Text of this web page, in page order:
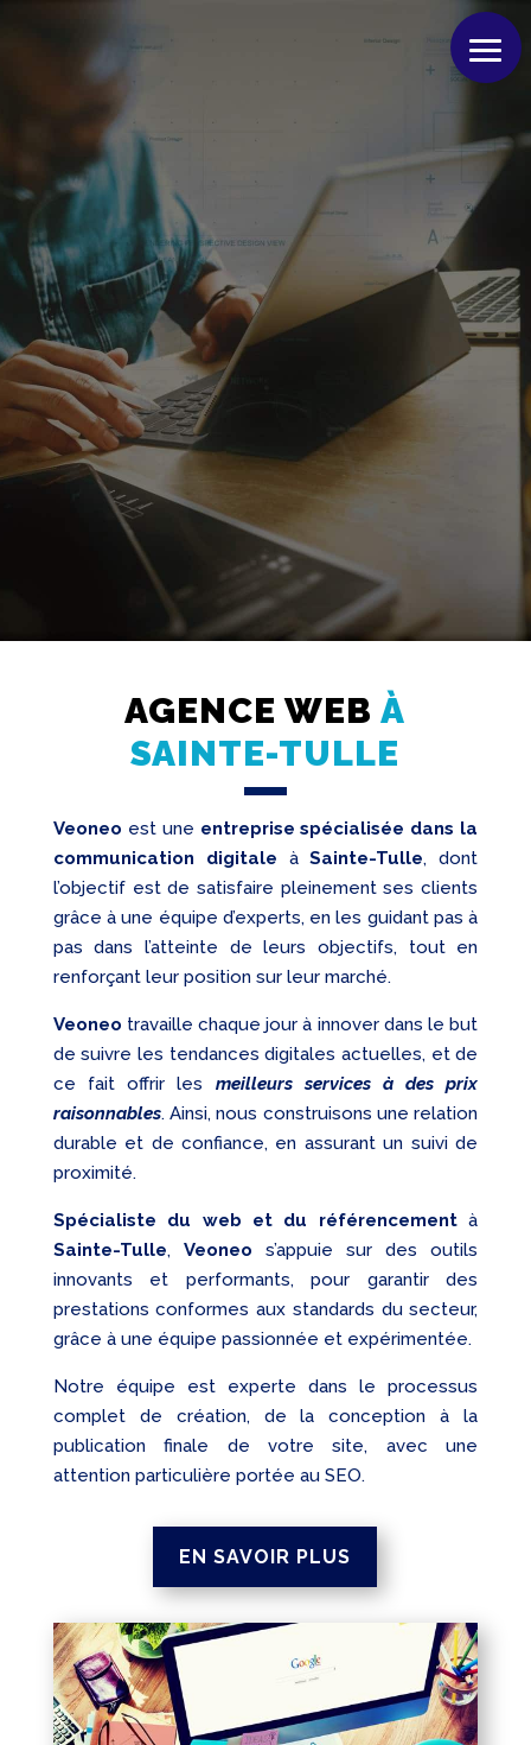
Création
Web
Referencement
Réseaux
sociaux
Audit
AGENCE WEBÀ
SAINTE-TULLE
Veoneo est une entreprise spécialisée dans la
communication digitale àSainte-Tulle, dont
l’objectif est de satisfaire pleinement ses clients
grâce à une équipe d’experts, en les guidant pas à
pas dans l’atteinte de leurs objectifs, tout en
renforçant leur position sur leur marché.
Veoneo travaille chaque jour à innover dans le but
de suivre les tendances digitales actuelles, et de
ce fait offrir les meilleurs services à des prix
raisonnables. Ainsi, nous construisons une relation
durable et de confiance, en assurant un suivi de
proximité.
Spécialiste du web et du référencementà
Sainte-Tulle, Veoneo s’appuie sur des outils
innovants et performants, pour garantir des
prestations conformes aux standards du secteur,
grâce à une équipe passionnée et expérimentée.
Notre équipe est experte dans le processus
complet de création, de la conception à la
publication finale de votre site, avec une
attention particulière portée au SEO.
EN SAVOIR PLUS